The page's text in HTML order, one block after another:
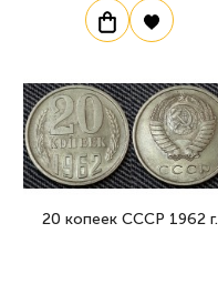
20 копеек СССР 1962 г.